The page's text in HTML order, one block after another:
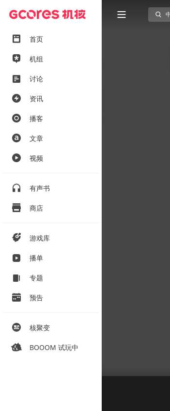
首页
机组
讨论
资讯
播客
文章
视频
有声书
商店
游戏库
播单
专题
预告
核聚变
BOOOM 试玩中